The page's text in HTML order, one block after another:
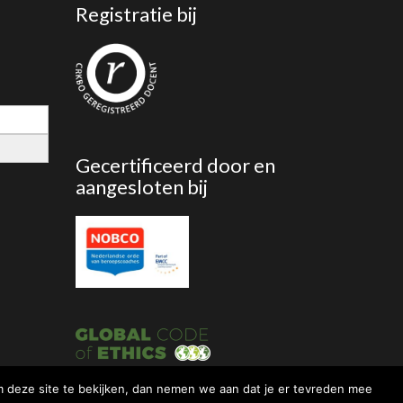
Registratie bij
Gecertificeerd door en
aangesloten bij
site te bekijken, dan nemen we aan dat je er tevreden mee